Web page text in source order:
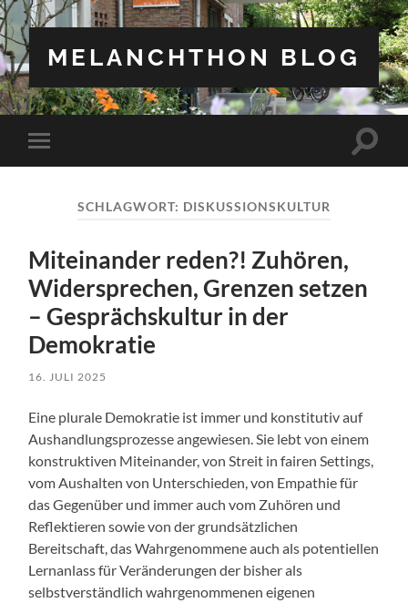
MELANCHTHON BLOG
Mobile-
Menü
SCHLAGWORT: DISKUSSIONSKULTUR
Miteinander reden?! Zuhören,
Widersprechen, Grenzen setzen
– Gesprächskultur in der
Demokratie
16. JULI 2025
Eine plurale Demokratie ist immer und konstitutiv auf
Aushandlungsprozesse angewiesen. Sie lebt von einem
konstruktiven Miteinander, von Streit in fairen Settings,
vom Aushalten von Unterschieden, von Empathie für
das Gegenüber und immer auch vom Zuhören und
Reflektieren sowie von der grundsätzlichen
Bereitschaft, das Wahrgenommene auch als potentiellen
Lernanlass für Veränderungen der bisher als
selbstverständlich wahrgenommenen eigenen